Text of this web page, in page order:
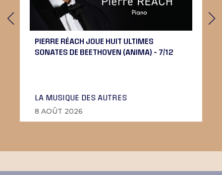
PIERRE RÉACH JOUE HUIT ULTIMES
SONATES DE BEETHOVEN (ANIMA) – 7/12
LA MUSIQUE DES AUTRES
8 AOÛT 2026